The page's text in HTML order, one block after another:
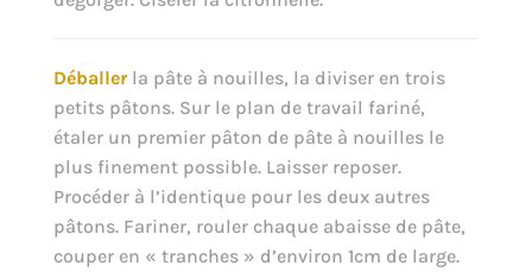
Déballerla pâte à nouilles, la diviser en trois
petits pâtons. Sur le plan de travail fariné,
étaler un premier pâton de pâte à nouilles le
plus finement possible. Laisser reposer.
Procéder à l’identique pour les deux autres
pâtons. Fariner, rouler chaque abaisse de pâte,
couper en « tranches » d’environ 1cm de large.